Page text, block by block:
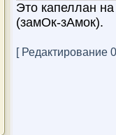
Это капеллан
(замОк-зАмок).
[ Редактирование